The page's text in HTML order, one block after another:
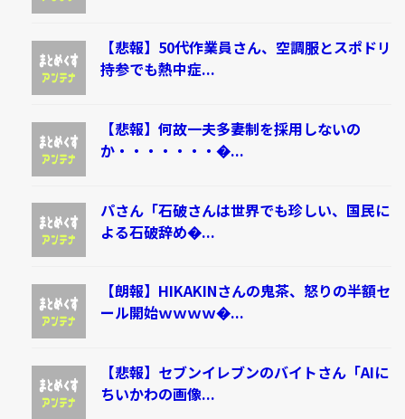
【悲報】50代作業員さん、空調服とスポドリ
持参でも熱中症...
【悲報】何故一夫多妻制を採用しないの
か・・・・・・・�...
パさん「石破さんは世界でも珍しい、国民に
よる石破辞め�...
【朗報】HIKAKINさんの鬼茶、怒りの半額セ
ール開始ｗｗｗｗ�...
【悲報】セブンイレブンのバイトさん「AIに
ちいかわの画像...